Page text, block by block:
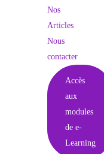
Nos
Articles
Nous
contacter
Accès
aux
modules
de e-
Learning